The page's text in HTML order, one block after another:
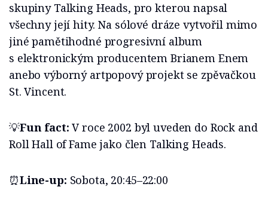
skupiny Talking Heads, pro kterou napsal
všechny její hity. Na sólové dráze vytvořil mimo
jiné pamětihodné progresivní album
s elektronickým producentem Brianem Enem
anebo výborný artpopový projekt se zpěvačkou
St. Vincent.
💡Fun fact:V roce 2002 byl uveden do Rock and
Roll Hall of Fame jako člen Talking Heads.
⏰Line-up: Sobota, 20:45–22:00